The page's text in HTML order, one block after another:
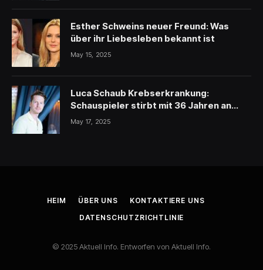
Esther Schweins neuer Freund: Was
über ihr Liebesleben bekannt ist
May 15, 2025
Luca Schaub Krebserkrankung:
Schauspieler stirbt mit 36 Jahren an
schwerer Krankheit
May 17, 2025
HEIM ÜBER UNS
KONTAKTIERE UNS
DATENSCHUTZRICHTLINIE
© 2025 Aktuell Info. Entworfen von Aktuell Info.